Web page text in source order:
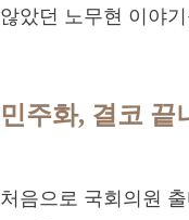
않았던 노무현 이야
민주화, 결코 끝
처음으로 국회의원